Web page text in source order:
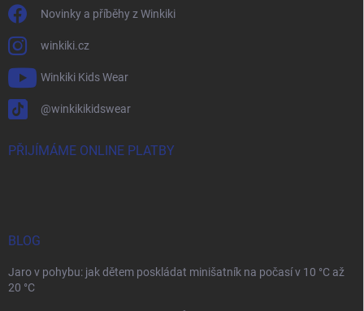
Novinky a příběhy z Winkiki
winkiki.cz
Winkiki Kids Wear
@winkikikidswear
PŘIJÍMÁME ONLINE PLATBY
BLOG
Jaro v pohybu: jak dětem poskládat minišatník na počasí v 10 °C až
20 °C